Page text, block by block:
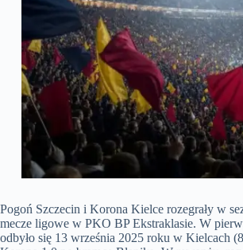
Pogoń Szczecin i Korona Kielce rozegrały w
mecze ligowe w PKO BP Ekstraklasie. W
odbyło się 13 września 2025 roku w Kielcach